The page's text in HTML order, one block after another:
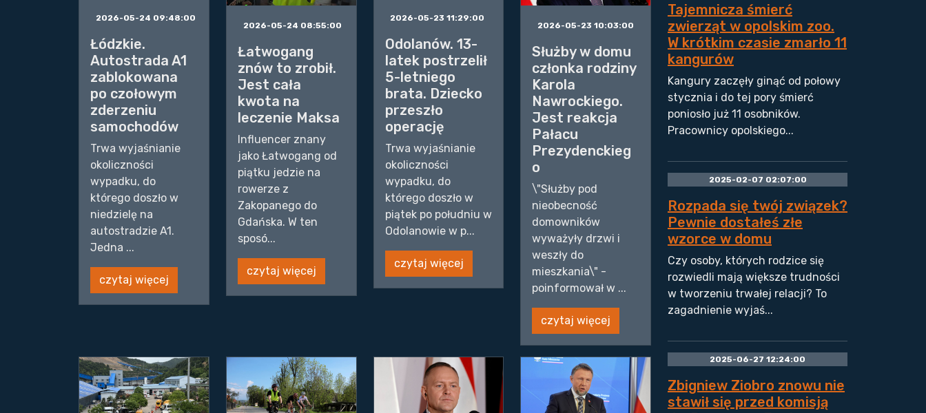
2026-05-24 09:48:00
Łódzkie.
Autostrada A1
zablokowana
po czołowym
zderzeniu
samochodów
Trwa wyjaśnianie
okoliczności
wypadku, do
którego doszło w
niedzielę na
autostradzie A1.
Jedna ...
czytaj więcej
2026-05-24 08:55:00
Łatwogang
znów to zrobił.
Jest cała
kwota na
leczenie Maksa
Influencer znany
jako Łatwogang od
piątku jedzie na
rowerze z
Zakopanego do
Gdańska. W ten
sposó...
czytaj więcej
2026-05-23 11:29:00
Odolanów. 13-
latek postrzelił
5-letniego
brata. Dziecko
przeszło
operację
Trwa wyjaśnianie
okoliczności
wypadku, do
którego doszło w
piątek po południu w
Odolanowie w p...
czytaj więcej
2026-05-23 10:03:00
Służby w domu
członka rodziny
Karola
Nawrockiego.
Jest reakcja
Pałacu
Prezydenckieg
o
\"Służby pod
nieobecność
domowników
wyważyły drzwi i
weszły do
mieszkania\" -
poinformował w ...
czytaj więcej
Tajemnicza śmierć
zwierząt w opolskim zoo.
W krótkim czasie zmarło 11
kangurów
Kangury zaczęły ginąć od połowy
stycznia i do tej pory śmierć
poniosło już 11 osobników.
Pracownicy opolskiego...
2025-02-07 02:07:00
Rozpada się twój związek?
Pewnie dostałeś złe
wzorce w domu
Czy osoby, których rodzice się
rozwiedli mają większe trudności
w tworzeniu trwałej relacji? To
zagadnienie wyjaś...
2025-06-27 12:24:00
Zbigniew Ziobro znowu nie
stawił się przed komisją